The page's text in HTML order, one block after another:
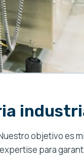
objetivo es
para